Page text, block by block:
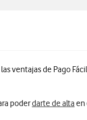
ventajas de Pago
poderdarte de alta en